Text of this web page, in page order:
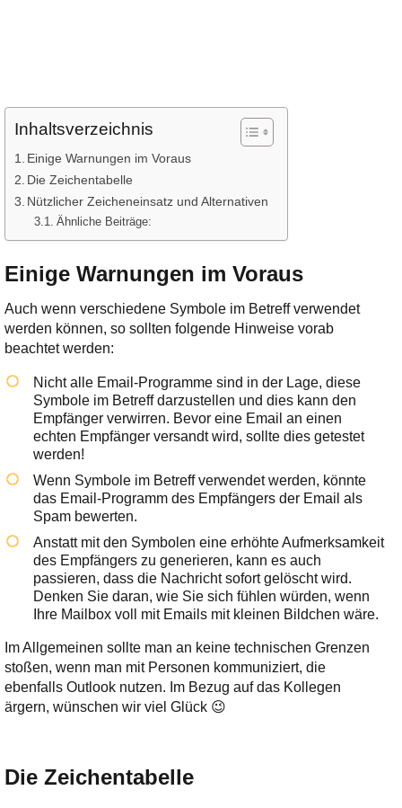
Inhaltsverzeichnis
Einige Warnungen im Voraus
Die Zeichentabelle
Nützlicher Zeicheneinsatz und Alternativen
Ähnliche Beiträge:
Einige Warnungen im Voraus
Auch wenn verschiedene Symbole im Betreff verwendet
werden können, so sollten folgende Hinweise vorab
beachtet werden:
Nicht alle Email-Programme sind in der Lage, diese
Symbole im Betreff darzustellen und dies kann den
Empfänger verwirren. Bevor eine Email an einen
echten Empfänger versandt wird, sollte dies getestet
werden!
Wenn Symbole im Betreff verwendet werden, könnte
das Email-Programm des Empfängers der Email als
Spam bewerten.
Anstatt mit den Symbolen eine erhöhte Aufmerksamkeit
des Empfängers zu generieren, kann es auch
passieren, dass die Nachricht sofort gelöscht wird.
Denken Sie daran, wie Sie sich fühlen würden, wenn
Ihre Mailbox voll mit Emails mit kleinen Bildchen wäre.
Im Allgemeinen sollte man an keine technischen Grenzen
stoßen, wenn man mit Personen kommuniziert, die
ebenfalls Outlook nutzen. Im Bezug auf das Kollegen
ärgern, wünschen wir viel Glück 😉
Die Zeichentabelle